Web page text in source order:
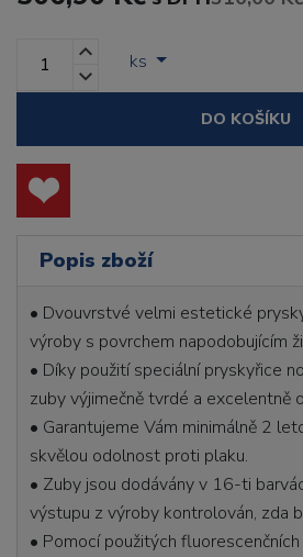
ks
DO KOŠÍKU
Popis zboží
• Dvouvrstvé velmi estetické
výroby s povrchem napodobujícím
• Díky použití speciální pryskyřice
zuby výjimečně tvrdé a excelentně
• Garantujeme Vám minimálně 2
skvělou odolnost proti plaku.
• Zuby jsou dodávány v 16-ti
výstupu z výroby kontrolován, zda
• Pomocí použitých